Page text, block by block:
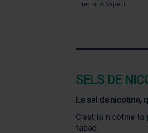
Terroir & Vapeur
SELS DE
Le sel de nicotine,
C'est la nicotine la
tabac.